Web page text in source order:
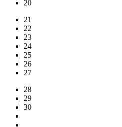
20
21
22
23
24
25
26
27
28
29
30